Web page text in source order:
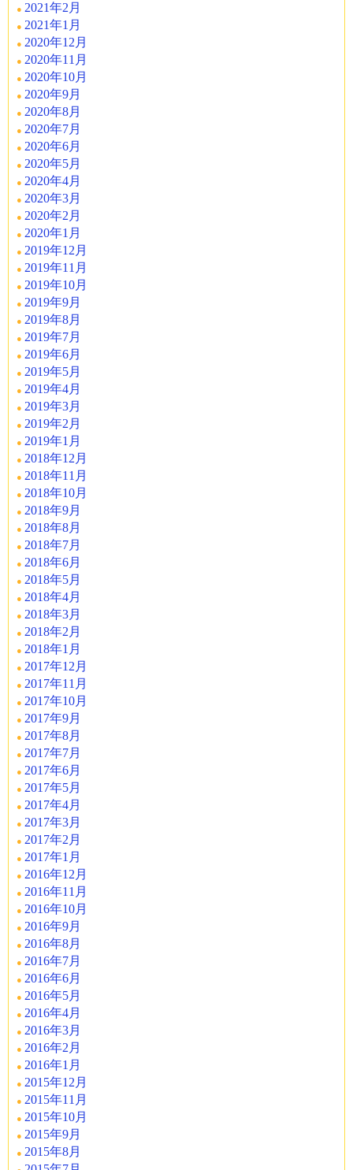
2021年2月
2021年1月
2020年12月
2020年11月
2020年10月
2020年9月
2020年8月
2020年7月
2020年6月
2020年5月
2020年4月
2020年3月
2020年2月
2020年1月
2019年12月
2019年11月
2019年10月
2019年9月
2019年8月
2019年7月
2019年6月
2019年5月
2019年4月
2019年3月
2019年2月
2019年1月
2018年12月
2018年11月
2018年10月
2018年9月
2018年8月
2018年7月
2018年6月
2018年5月
2018年4月
2018年3月
2018年2月
2018年1月
2017年12月
2017年11月
2017年10月
2017年9月
2017年8月
2017年7月
2017年6月
2017年5月
2017年4月
2017年3月
2017年2月
2017年1月
2016年12月
2016年11月
2016年10月
2016年9月
2016年8月
2016年7月
2016年6月
2016年5月
2016年4月
2016年3月
2016年2月
2016年1月
2015年12月
2015年11月
2015年10月
2015年9月
2015年8月